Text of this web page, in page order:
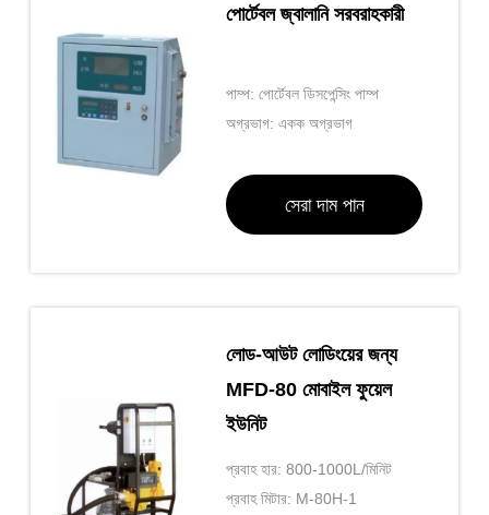
পোর্টেবল জ্বালানি সরবরাহকারী
পাম্প: পোর্টেবল ডিসপেন্সিং পাম্প
অগ্রভাগ: একক অগ্রভাগ
সেরা দাম পান
লোড-আউট লোডিংয়ের জন্য
MFD-80 মোবাইল ফুয়েল
ইউনিট
প্রবাহ হার: 800-1000L/মিনিট
প্রবাহ মিটার: M-80H-1